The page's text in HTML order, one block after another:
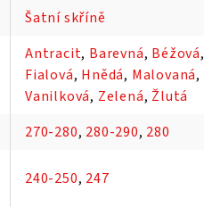
Šatní skříně
Antracit, Barevná, Béžová,
Fialová, Hnědá, Malovaná,
Vanilková, Zelená, Žlutá
270-280, 280-290, 280
240-250, 247